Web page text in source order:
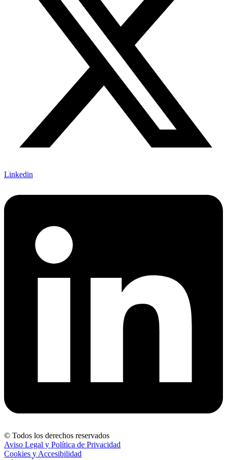
Linkedin
© Todos los derechos reservados
Aviso Legal y Política de Privacidad
Cookies y Accesibilidad